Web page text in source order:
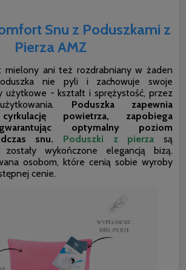
Snu z Poduszkami z
Pierza AMZ
mielony ani też rozdrabniany w żaden
nie pyli i zachowuje swoje
użytkowe - kształt i sprężystość, przez
Poduszka zapewnia
powietrza, zapobiega
optymalny poziom
snu. Poduszki z pierza są
zostały wykończone elegancją bizą.
osobom, które cenią sobie wyroby
cenie.